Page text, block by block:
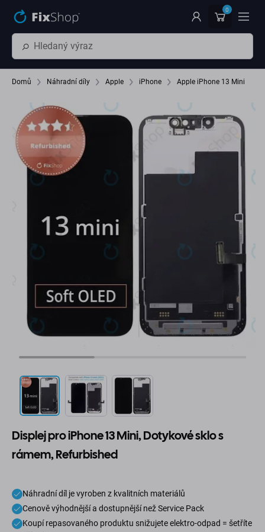
0
Domů Náhradní díly Apple iPhone Apple iPhone 13 Mini
Displej pro iPhone 13 Mini, Dotykové sklo s
rámem, Refurbished
Náhradní díl je vyroben z kvalitních materiálů
Cenově výhodnější a dostupnější než Service Pack
Koupí repasovaného produktu snižujete elektro-odpad = šetříte